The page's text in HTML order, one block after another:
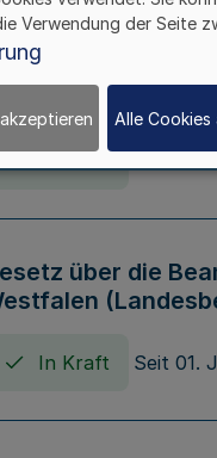
über
über die
In Kraft Seit 01.
Verwendung der Seite
Alle